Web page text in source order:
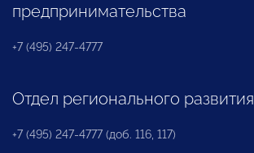
предпринимательства
+7 (495) 247-4777
Отдел регионального развития
+7 (495) 247-4777 (доб. 116, 117)